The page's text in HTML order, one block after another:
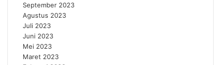
September 2023
Agustus 2023
Juli 2023
Juni 2023
Mei 2023
Maret 2023